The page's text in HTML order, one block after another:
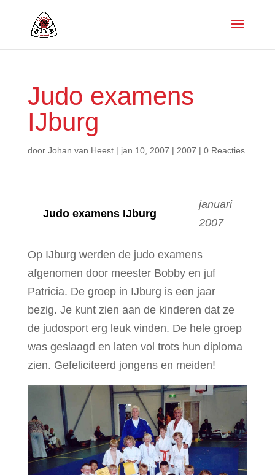
Judo examens
IJburg
door Johan van Heest| jan 10, 2007 | 2007 | 0 Reacties
Judo examens IJburg
januari
2007
Op IJburg werden de judo examens
afgenomen door meester Bobby en juf
Patricia. De groep in IJburg is een jaar
bezig. Je kunt zien aan de kinderen dat ze
de judosport erg leuk vinden. De hele groep
was geslaagd en laten vol trots hun diploma
zien. Gefeliciteerd jongens en meiden!